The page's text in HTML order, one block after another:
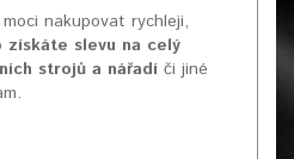
nakupovat rychleji,
získáte slevu na celý
strojů a nářadí či jiné